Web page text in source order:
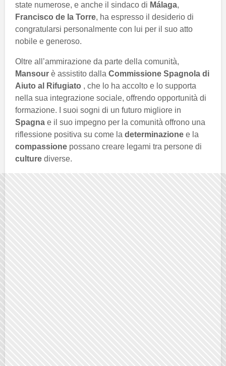
state numerose, e anche il sindaco di Málaga,
Francisco de la Torre, ha espresso il desiderio di
congratularsi personalmente con lui per il suo atto
nobile e generoso.
Oltre all’ammirazione da parte della comunità,
Mansour è assistito dalla Commissione Spagnola di
Aiuto al Rifugiato , che lo ha accolto e lo supporta
nella sua integrazione sociale, offrendo opportunità di
formazione. I suoi sogni di un futuro migliore in
Spagna e il suo impegno per la comunità offrono una
riflessione positiva su come la determinazione e la
compassione possano creare legami tra persone di
culture diverse.